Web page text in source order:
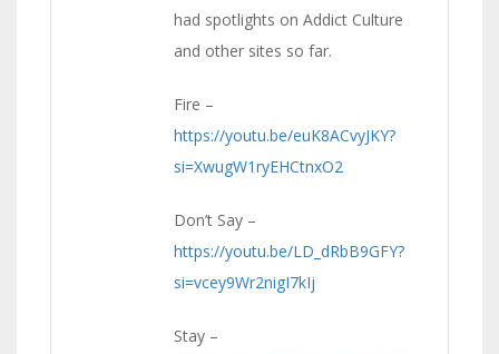
had spotlights on Addict Culture
and other sites so far.
Fire –
https://youtu.be/euK8ACvyJKY?
si=XwugW1ryEHCtnxO2
Don’t Say –
https://youtu.be/LD_dRbB9GFY?
si=vcey9Wr2nigI7kIj
Stay –